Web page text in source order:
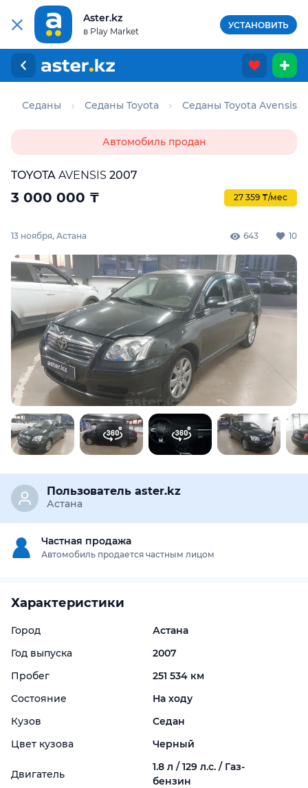
Aster.kz
в Play Market
УСТАНОВИТЬ
Седаны Седаны Toyota Седаны Toyota Avensis
Автомобиль продан
TOYOTA AVENSIS 2007
3 000 000 ₸ 27 359 ₸/мес
13 ноября, Астана 643 10
Для этого авто доступен отчёт Aster Check
Предоставим подробную информацию об автомобиле:
техническое состояние, пробег, история осмотров,
юридическая проверка по базам РК и РФ
Купить отчёт за 1000₸
Пользователь aster.kz
Астана
Частная продажа
Автомобиль продается частным лицом
Характеристики
Город
Астана
Год выпуска
2007
Пробег
251 534 км
Состояние
На ходу
Кузов
Седан
Цвет кузова
Черный
Двигатель
1.8 л / 129 л.с. / Газ-
бензин